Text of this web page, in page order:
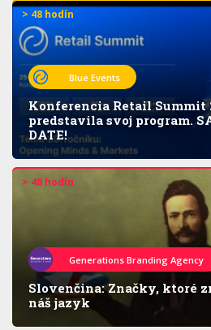
> 48 hodín
Blue Events
Konferencia Retail Summit
predstavila svoj program.
DATE!
> 48 hodín
Generations Branding Agency
Slovenčina: Značky, ktoré
náš jazyk